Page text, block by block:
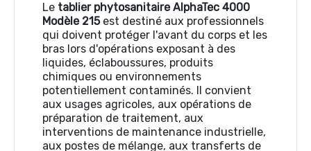
Le tablier phytosanitaire AlphaTec 4000
Modèle 215est destiné aux professionnels
qui doivent protéger l'avant du corps et les
bras lors d'opérations exposant à des
liquides, éclaboussures, produits
chimiques ou environnements
potentiellement contaminés. Il convient
aux usages agricoles, aux opérations de
préparation de traitement, aux
interventions de maintenance industrielle,
aux postes de mélange, aux transferts de